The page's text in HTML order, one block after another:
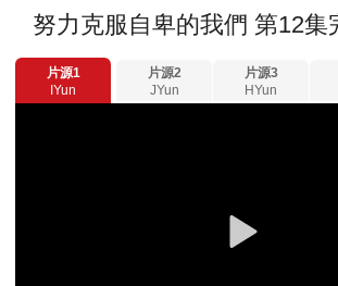
努力克服自卑的我們 第12集
片源1
IYun
片源2
JYun
片源3
HYun